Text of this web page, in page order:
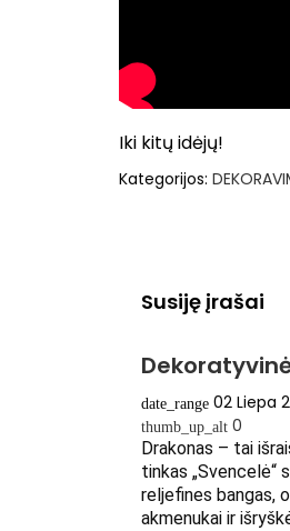
Iki kitų idėjų!
Kategorijos:
Susiję įrašai
date_range 02 Liepa
thumb_up_alt 0
Drakonas – tai
tinkas „Svencelė“
reljefines bangas,
akmenukai ir